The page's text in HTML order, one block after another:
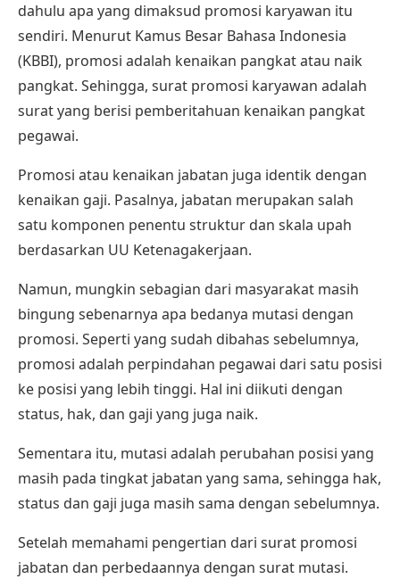
dahulu apa yang dimaksud promosi karyawan itu
sendiri. Menurut Kamus Besar Bahasa Indonesia
(KBBI), promosi adalah kenaikan pangkat atau naik
pangkat. Sehingga, surat promosi karyawan adalah
surat yang berisi pemberitahuan kenaikan pangkat
pegawai.
Promosi atau kenaikan jabatan juga identik dengan
kenaikan gaji. Pasalnya, jabatan merupakan salah
satu komponen penentu struktur dan skala upah
berdasarkan UU Ketenagakerjaan.
Namun, mungkin sebagian dari masyarakat masih
bingung sebenarnya apa bedanya mutasi dengan
promosi. Seperti yang sudah dibahas sebelumnya,
promosi adalah perpindahan pegawai dari satu posisi
ke posisi yang lebih tinggi. Hal ini diikuti dengan
status, hak, dan gaji yang juga naik.
Sementara itu, mutasi adalah perubahan posisi yang
masih pada tingkat jabatan yang sama, sehingga hak,
status dan gaji juga masih sama dengan sebelumnya.
Setelah memahami pengertian dari surat promosi
jabatan dan perbedaannya dengan surat mutasi.